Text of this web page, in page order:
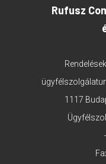
Rufusz
1117